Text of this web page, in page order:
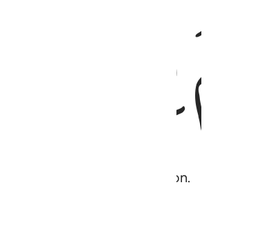
ﱣ
and suitable for recitation.